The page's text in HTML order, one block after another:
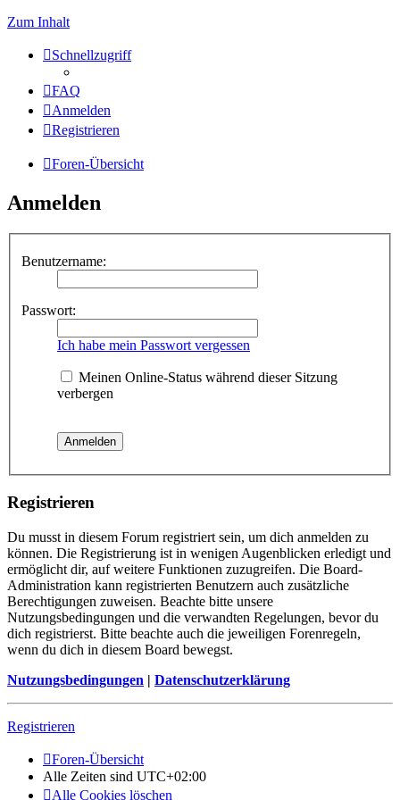
Zum Inhalt
Schnellzugriff
FAQ
Anmelden
Registrieren
Foren-Übersicht
Anmelden
Benutzername:
Passwort:
Ich habe mein Passwort vergessen
Meinen Online-Status während dieser Sitzung
verbergen
Registrieren
Du musst in diesem Forum registriert sein, um dich anmelden zu
können. Die Registrierung ist in wenigen Augenblicken erledigt und
ermöglicht dir, auf weitere Funktionen zuzugreifen. Die Board-
Administration kann registrierten Benutzern auch zusätzliche
Berechtigungen zuweisen. Beachte bitte unsere
Nutzungsbedingungen und die verwandten Regelungen, bevor du
dich registrierst. Bitte beachte auch die jeweiligen Forenregeln,
wenn du dich in diesem Board bewegst.
Nutzungsbedingungen | Datenschutzerklärung
Registrieren
Foren-Übersicht
Alle Zeiten sind UTC+02:00
Alle Cookies löschen